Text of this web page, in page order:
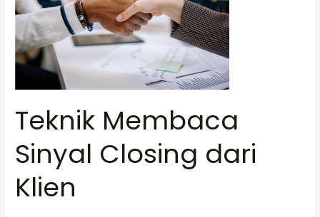
Teknik Membaca
Sinyal Closing dari
Klien
Closing
dari
Klien